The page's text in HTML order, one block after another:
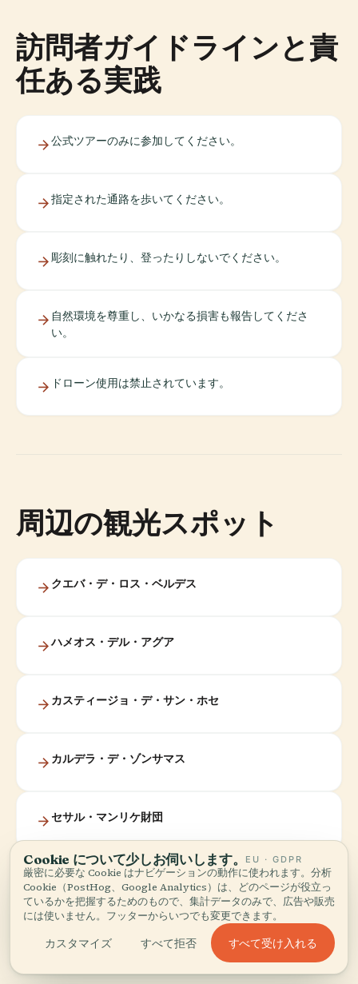
訪問者ガイドラインと責
任ある実践
公式ツアーのみに参加してください。
指定された通路を歩いてください。
彫刻に触れたり、登ったりしないでください。
自然環境を尊重し、いかなる損害も報告してくださ
い。
ドローン使用は禁止されています。
周辺の観光スポット
クエバ・デ・ロス・ベルデス
ハメオス・デル・アグア
カスティージョ・デ・サン・ホセ
カルデラ・デ・ゾンサマス
セサル・マンリケ財団
歴史的なテギセ
Cookie について少しお伺いします。 EU · GDPR
厳密に必要な Cookie はナビゲーションの動作に使われます。分析
Cookie（PostHog、Google Analytics）は、どのページが役立っ
ているかを把握するためのもので、集計データのみで、広告や販売
には使いません。フッターからいつでも変更できます。
カスタマイズ すべて拒否 すべて受け入れる